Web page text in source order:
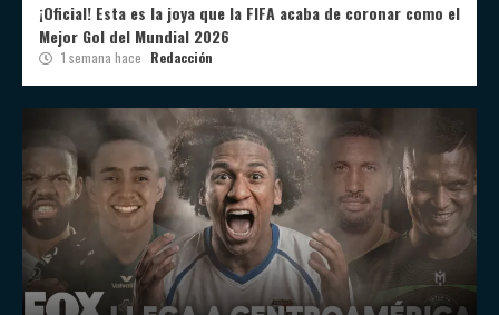
¡Oficial! Esta es la joya que la FIFA acaba de coronar como el
Mejor Gol del Mundial 2026
1 semana hace Redacción